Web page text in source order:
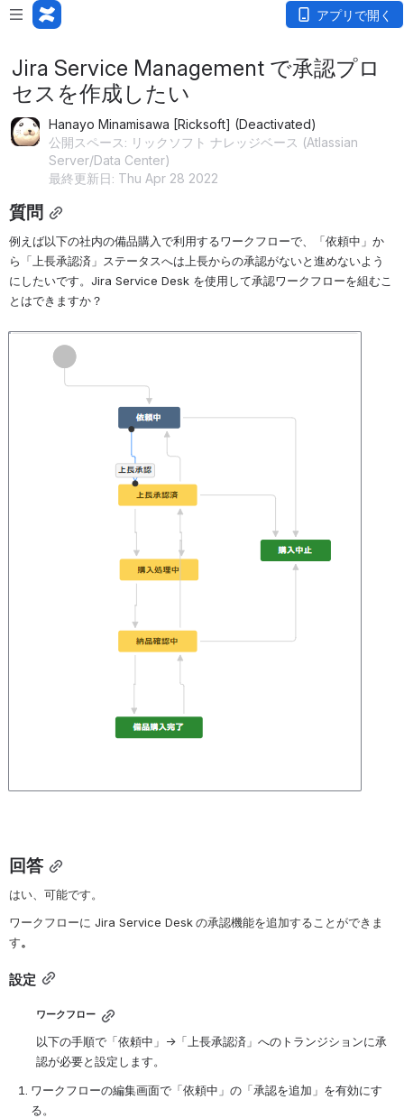
アプリで開く
Jira Service Management で承認プロ
セスを作成したい
Hanayo Minamisawa [Ricksoft] (Deactivated)
公開スペース: リックソフト ナレッジベース (Atlassian
Server/Data Center)
最終更新日: Thu Apr 28 2022
質問
例えば以下の社内の備品購入で利用するワークフローで、「依頼中」か
ら「上長承認済」ステータスへは上長からの承認がないと進めないよう
にしたいです。 Jira Service Desk を使用して承認ワークフローを組むこ
とはできますか？
回答
はい、可能です。
ワークフローに Jira Service Deskの承認機能を追加することができま
す。
設定
ワークフロー
以下の手順で「依頼中」→「上長承認済」へのトランジションに承
認が必要と設定します。
ワークフローの編集画面で「依頼中」の「承認を追加」を有効にす
る。